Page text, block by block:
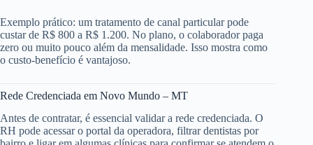
Exemplo prático: um tratamento de canal particular pode
custar de R$ 800 a R$ 1.200. No plano, o colaborador paga
zero ou muito pouco além da mensalidade. Isso mostra como
o custo-benefício é vantajoso.
Rede Credenciada em Novo Mundo – MT
Antes de contratar, é essencial validar a rede credenciada. O
RH pode acessar o portal da operadora, filtrar dentistas por